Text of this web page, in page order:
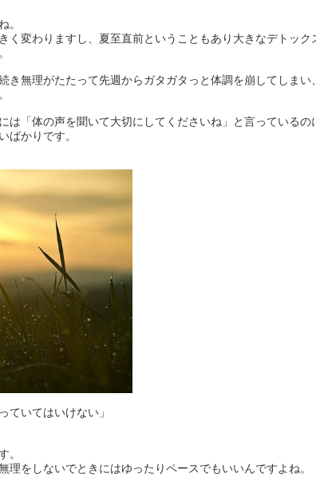
。
く変わりますし、夏至直前ということもあり大きなデトック
き無理がたたって先週からガタガタっと体調を崩してしまい
は「体の声を聞いて大切にしてくださいね」と言っているの
ばかりです。
ていてはいけない」
。
理をしないでときにはゆったりペースでもいいんですよね。